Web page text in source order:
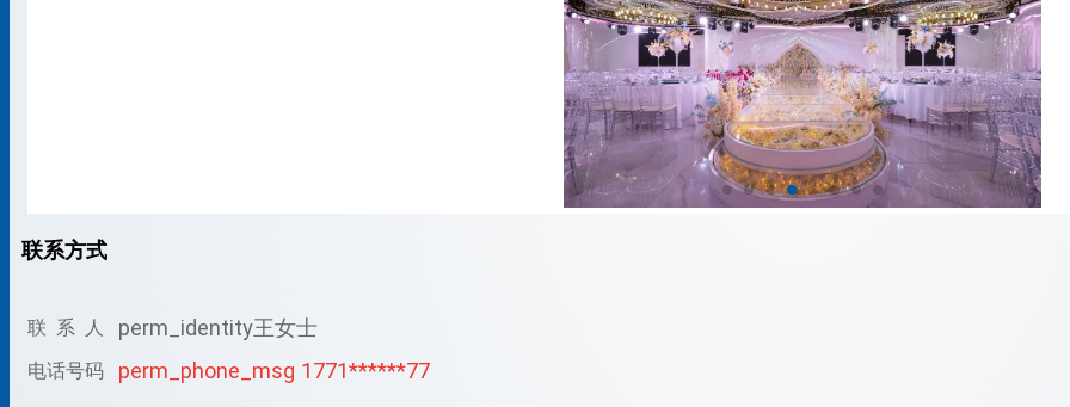
联系方式
联 系 人 perm_identity王女士
电话号码 perm_phone_msg 1771******77